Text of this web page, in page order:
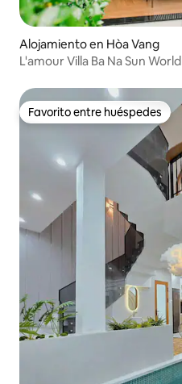
Alojamiento en Hòa Vang
L'amour Villa Ba Na Sun World
Favorito entre huéspedes
Favorito entre huéspedes